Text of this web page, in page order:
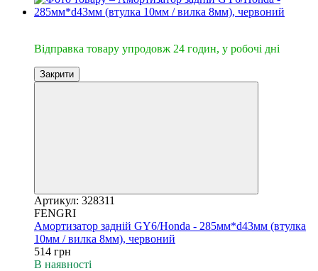
Відправка товару упродовж 24 годин, у робочі дні
Закрити
Артикул: 328311
FENGRI
Амортизатор задній GY6/Honda - 285мм*d43мм (втулка
10мм / вилка 8мм), червоний
514 грн
В наявності